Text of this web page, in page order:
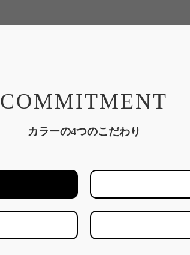
COMMITMENT
カラーの4つのこだわり